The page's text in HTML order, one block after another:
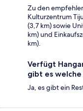
Zu den
Kulturzentrum
(3,7 km) sowie
km) und
km).
Verfügt
gibt es welche
Ja, es gibt ein